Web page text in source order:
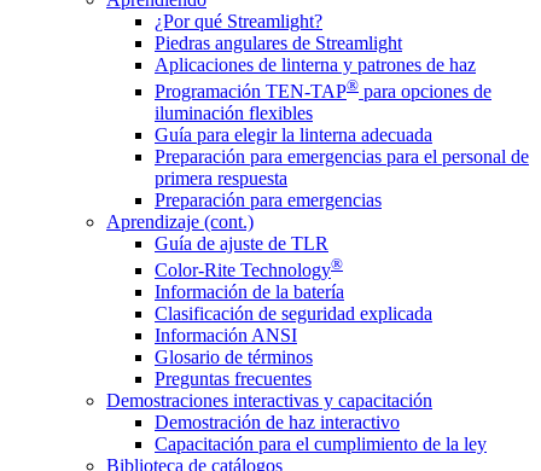
¿Por qué Streamlight?
Piedras angulares de Streamlight
Aplicaciones de linterna y patrones de haz
Programación TEN-TAP® para opciones de
iluminación flexibles
Guía para elegir la linterna adecuada
Preparación para emergencias para el personal de
primera respuesta
Preparación para emergencias
Aprendizaje (cont.)
Guía de ajuste de TLR
Color-Rite Technology®
Información de la batería
Clasificación de seguridad explicada
Información ANSI
Glosario de términos
Preguntas frecuentes
Demostraciones interactivas y capacitación
Demostración de haz interactivo
Capacitación para el cumplimiento de la ley
Biblioteca de catálogos